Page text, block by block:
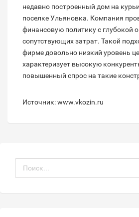
недавно построенный дом на
поселке Ульяновка. Компания
финансовую политику с глубокой
сопутствующих затрат. Такой
фирме довольно низкий уровень
характеризует высокую
повышенный спрос на такие
Источник: www.vkozin.ru